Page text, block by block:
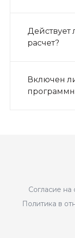
Действует
расчет?
Включен
Согласие
Политика в